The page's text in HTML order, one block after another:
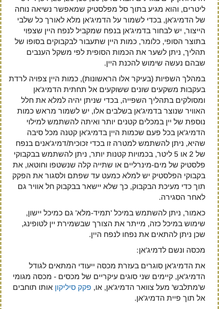
ליטרים, והוא מגיע בתוך סל מפלסטיק שמאפשר נשיאה נוחה
של הדמיג'אן, בכדי לשמור על הדמיג'אן מלא לאורך כל שלבי
הייצור, יש לבחור בדמיג'אן בנפח שמקביל לנפח היין שצפוי
בתוצר הסופי, כלומר, כמות היין שתעבור לבקבוקים בסופו של
תהליך, ניתן לשער את הכמות הסופית לפי משקל הענבים
שבהם נעשה שימוש להכנת היין.
במהלך השפיות (בעיקר אלו הראשונות), כמות היין צפויה לרדת
בעקבות משקעים שונים ששוקעים אל תחתית הדמיג'אן
ומסולקים בתהליך השפייה, בכדי שניתן יהיה למלא את חלל
האוויר שנוצר בדמיג'אן בשלבים אלו, יש לשמור מראש כמות
נוספת של יין במכלים קטנים יותר ואיתה להשתמש למילוי
הדמיג'אן בכל פעם שכמות היין בדמיג'אן קטנה מכל סיבה
שהיא, ניתן להשתמש למטרה זו בכדי זכוכית/דמיג'אנים בנפח
של 2 או 5 ליטר, בכמויות קטנות יותר, ניתן להשתמש בבקבוקי
פלסטיק של מים-מינרליים או שתייה קלה שנשטפו וחוטאו, את
בקבוקי הפלסטיק יש למלא כמעט עד שפתם ולסגור את הפקק
תוך כדי מעיכת הבקבוק, כך שלא יישאר בבקבוק חל אוויר גם
לאחר הסגירה.
כאמור, ניתן להשתמש במיכל 'תמיד-מלא' גם כמיכל יישון,
שימוש במיכל כזה, מייתר את הצורך שבשמירת יין לטופינג,
שכן ניתן להתאים את נפחו לנפח היין.
מכסה ונשם לדמיג'אן:
את הדמיג'אן סוגרים בעזרת מכסה ייעודי המתאים לגודל
הדמיג'אן, קיימים שני סוגים עיקריים של מכסים - מכסה מגומי
ש'מתלבש' מעל צוואר הדמיג'אן, או, פקק סיליקון אותו תוחבים
אל תוך פיית הדמיג'אן.